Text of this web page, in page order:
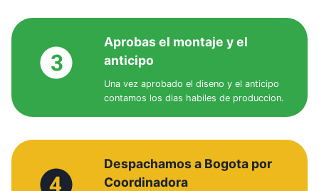
Aprobas el montaje y el
anticipo
Una vez aprobado el diseno y el anticipo
contamos los dias habiles de produccion.
Despachamos a Bogota por
Coordinadora